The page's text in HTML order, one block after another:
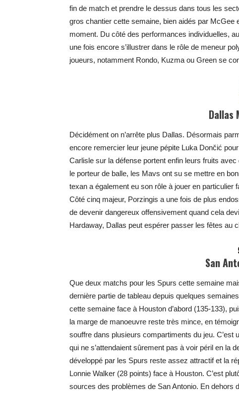
fin de match et prendre le dessus dans tous les
gros chantier cette semaine, bien aidés par McGee
moment. Du côté des performances individuelles,
une fois encore s’illustrer dans le rôle de meneur
joueurs, notamment Rondo, Kuzma ou Green se
Dallas
Décidément on n’arrête plus Dallas. Désormais
encore remercier leur jeune pépite Luka Dončić
Carlisle sur la défense portent enfin leurs fruits
le porteur de balle, les Mavs ont su se mettre en
texan a également eu son rôle à jouer en particulier
Côté cinq majeur, Porzingis a une fois de plus
de devenir dangereux offensivement quand cela
Hardaway, Dallas peut espérer passer les fêtes au
San
Que deux matchs pour les Spurs cette semaine
dernière partie de tableau depuis quelques
cette semaine face à Houston d’abord (135-133),
la marge de manoeuvre reste très mince, en
souffre dans plusieurs compartiments du jeu.
qui ne s’attendaient sûrement pas à voir péril en la
développé par les Spurs reste assez attractif et la
Lonnie Walker (28 points) face à Houston. C’est
sources des problèmes de San Antonio. En